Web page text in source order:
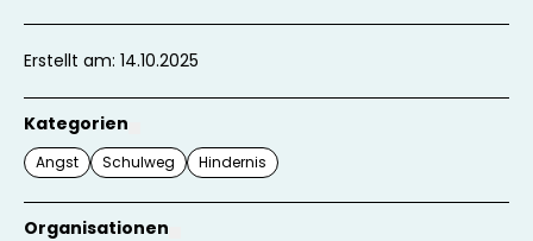
Erstellt am: 14.10.2025
Kategorien
Angst Schulweg Hindernis
Organisationen